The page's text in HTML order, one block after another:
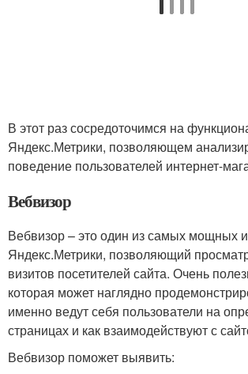
В этот раз сосредоточимся на
Яндекс.Метрики, позволяющем
поведение пользователей интернет-
Вебвизор
Вебвизор – это один из самых мощных
Яндекс.Метрики, позволяющий
визитов посетителей сайта. Очень
которая может наглядно
именно ведут себя пользователи на
страницах и как взаимодействуют с
Вебвизор поможет выявить: